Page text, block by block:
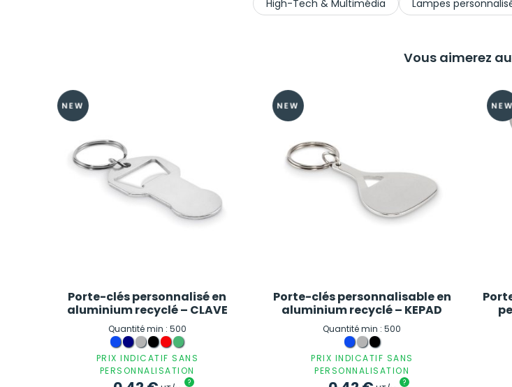
High-Tech & Multimédia
Lampes
Vous aimerez
Porte-clés personnalisé en
aluminium recyclé – CLAVE
Quantité min : 500
PRIX INDICATIF SANS
PERSONNALISATION
?
Porte-clés personnalisable en
aluminium recyclé – KEPAD
Quantité min : 500
PRIX INDICATIF SANS
PERSONNALISATION
?